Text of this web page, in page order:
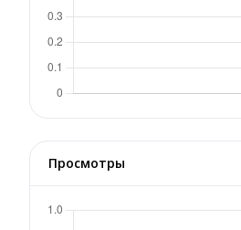
Просмотры